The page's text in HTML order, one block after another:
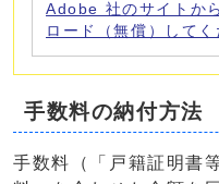
Adobe 社のサイトか
ロード（無償）してく
手数料の納付方法
手数料（「戸籍証明書